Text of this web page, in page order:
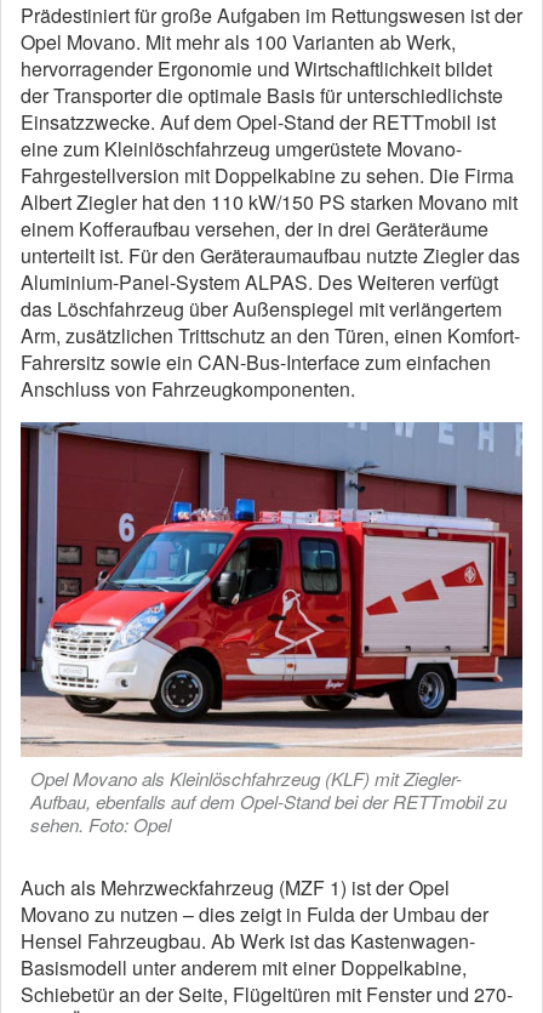
Prädestiniert für große Aufgaben im Rettungswesen ist der
Opel Movano. Mit mehr als 100 Varianten ab Werk,
hervorragender Ergonomie und Wirtschaftlichkeit bildet
der Transporter die optimale Basis für unterschiedlichste
Einsatzzwecke. Auf dem Opel-Stand der RETTmobil ist
eine zum Kleinlöschfahrzeug umgerüstete Movano-
Fahrgestellversion mit Doppelkabine zu sehen. Die Firma
Albert Ziegler hat den 110 kW/150 PS starken Movano mit
einem Kofferaufbau versehen, der in drei Geräteräume
unterteilt ist. Für den Geräteraumaufbau nutzte Ziegler das
Aluminium-Panel-System ALPAS. Des Weiteren verfügt
das Löschfahrzeug über Außenspiegel mit verlängertem
Arm, zusätzlichen Trittschutz an den Türen, einen Komfort-
Fahrersitz sowie ein CAN-Bus-Interface zum einfachen
Anschluss von Fahrzeugkomponenten.
Opel Movano als Kleinlöschfahrzeug (KLF) mit Ziegler-
Aufbau, ebenfalls auf dem Opel-Stand bei der RETTmobil zu
sehen. Foto: Opel
Auch als Mehrzweckfahrzeug (MZF 1) ist der Opel
Movano zu nutzen – dies zeigt in Fulda der Umbau der
Hensel Fahrzeugbau. Ab Werk ist das Kastenwagen-
Basismodell unter anderem mit einer Doppelkabine,
Schiebetür an der Seite, Flügeltüren mit Fenster und 270-